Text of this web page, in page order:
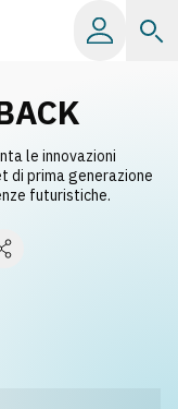
le innovazioni
di prima generazione
futuristiche.